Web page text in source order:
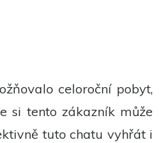
celoroční pobyt,
si tento zákazník může
tuto chatu vyhřát i